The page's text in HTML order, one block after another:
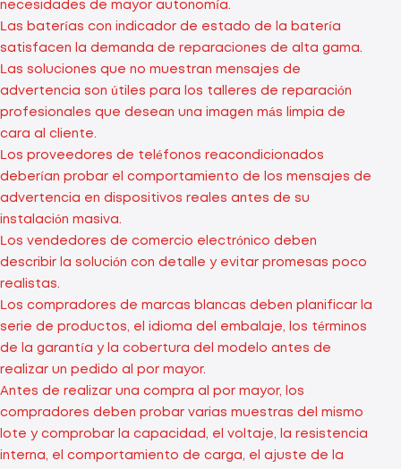
necesidades de mayor autonomía.
Las baterías con indicador de estado de la batería
satisfacen la demanda de reparaciones de alta gama.
Las soluciones que no muestran mensajes de
advertencia son útiles para los talleres de reparación
profesionales que desean una imagen más limpia de
cara al cliente.
Los proveedores de teléfonos reacondicionados
deberían probar el comportamiento de los mensajes de
advertencia en dispositivos reales antes de su
instalación masiva.
Los vendedores de comercio electrónico deben
describir la solución con detalle y evitar promesas poco
realistas.
Los compradores de marcas blancas deben planificar la
serie de productos, el idioma del embalaje, los términos
de la garantía y la cobertura del modelo antes de
realizar un pedido al por mayor.
Antes de realizar una compra al por mayor, los
compradores deben probar varias muestras del mismo
lote y comprobar la capacidad, el voltaje, la resistencia
interna, el comportamiento de carga, el ajuste de la